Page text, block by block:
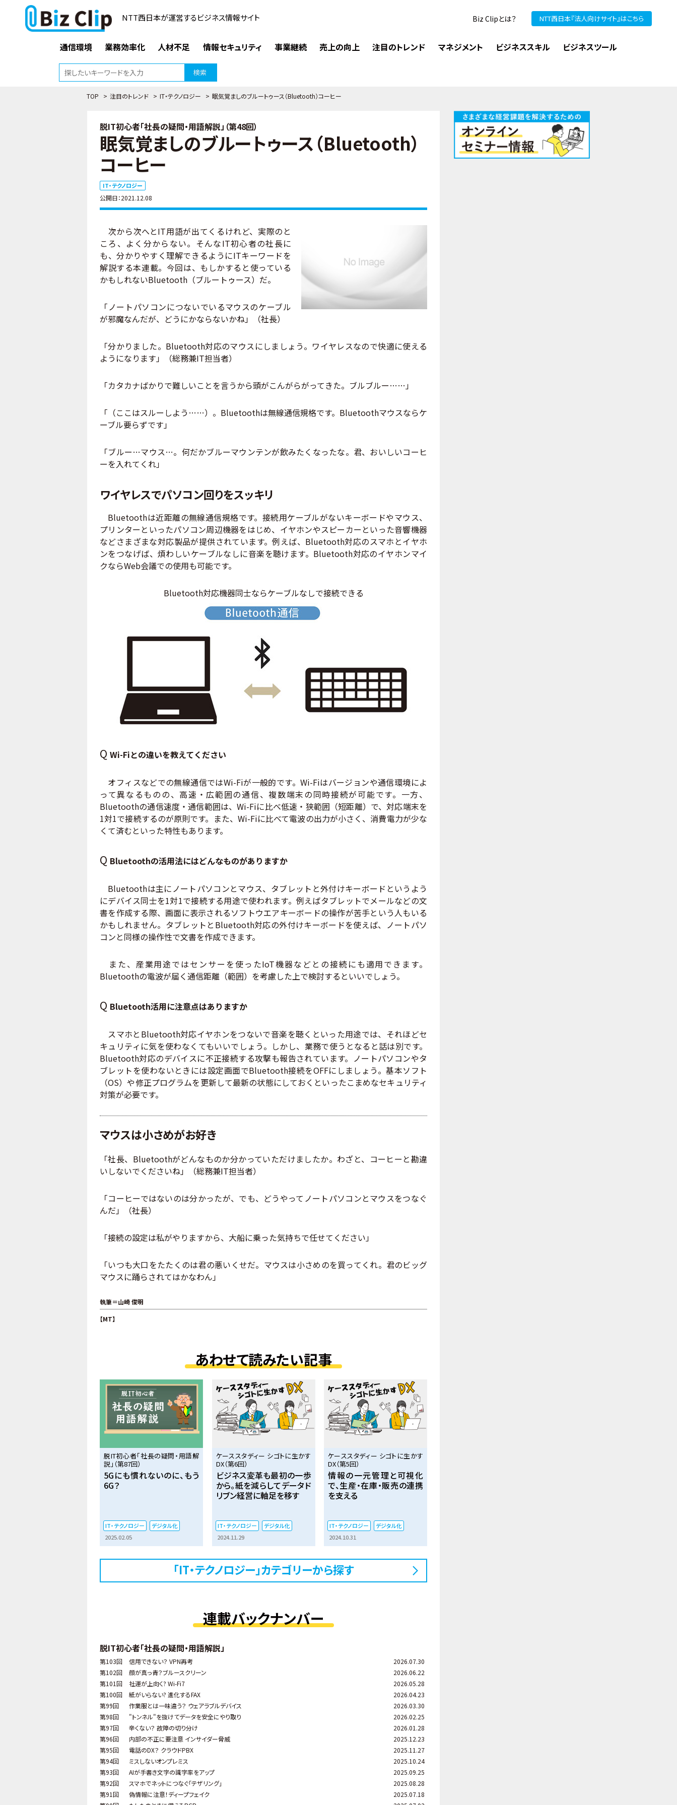
NTT西日本が運営するビジネス情報サイト Biz Clipとは？ NTT西日本『法人向けサイト』はこちら
通信環境 業務効率化 人材不足 情報セキュリティ 事業継続 売上の向上 注目のトレンド マネジメント ビジネススキル ビジネスツール
検索
TOP > 注目のトレンド > IT・テクノロジー > 眠気覚ましのブルートゥース（Bluetooth）コーヒー
脱IT初心者「社長の疑問・用語解説」（第48回）
眠気覚ましのブルートゥース（Bluetooth）
コーヒー
IT・テクノロジー
公開日：2021.12.08
次から次へとIT用語が出てくるけれど、実際のと
ころ、よく分からない。そんなIT初心者の社長に
も、分かりやすく理解できるようにITキーワードを
解説する本連載。今回は、もしかすると使っている
かもしれないBluetooth（ブルートゥース）だ。
「ノートパソコンにつないでいるマウスのケーブル
が邪魔なんだが、どうにかならないかね」（社長）
「分かりました。Bluetooth対応のマウスにしましょう。ワイヤレスなので快適に使える
ようになります」（総務兼IT担当者）
「カタカナばかりで難しいことを言うから頭がこんがらがってきた。ブルブルー……」
「（ここはスルーしよう……）。Bluetoothは無線通信規格です。Bluetoothマウスならケ
ーブル要らずです」
「ブルー…マウス…。何だかブルーマウンテンが飲みたくなったな。君、おいしいコーヒ
ーを入れてくれ」
ワイヤレスでパソコン回りをスッキリ
Bluetoothは近距離の無線通信規格です。接続用ケーブルがないキーボードやマウス、
プリンターといったパソコン周辺機器をはじめ、イヤホンやスピーカーといった音響機器
などさまざまな対応製品が提供されています。例えば、Bluetooth対応のスマホとイヤホ
ンをつなげば、煩わしいケーブルなしに音楽を聴けます。Bluetooth対応のイヤホンマイ
クならWeb会議での使用も可能です。
Bluetooth対応機器同士ならケーブルなしで接続できる
Q Wi-Fiとの違いを教えてください
オフィスなどでの無線通信ではWi-Fiが一般的です。Wi-Fiはバージョンや通信環境によ
って異なるものの、高速・広範囲の通信、複数端末の同時接続が可能です。一方、
Bluetoothの通信速度・通信範囲は、Wi-Fiに比べ低速・狭範囲（短距離）で、対応端末を
1対1で接続するのが原則です。また、Wi-Fiに比べて電波の出力が小さく、消費電力が少な
くて済むといった特性もあります。
Q Bluetoothの活用法にはどんなものがありますか
Bluetoothは主にノートパソコンとマウス、タブレットと外付けキーボードというよう
にデバイス同士を1対1で接続する用途で使われます。例えばタブレットでメールなどの文
書を作成する際、画面に表示されるソフトウエアキーボードの操作が苦手という人もいる
かもしれません。タブレットとBluetooth対応の外付けキーボードを使えば、ノートパソ
コンと同様の操作性で文書を作成できます。
また、産業用途ではセンサーを使ったIoT機器などとの接続にも適用できます。
Bluetoothの電波が届く通信距離（範囲）を考慮した上で検討するといいでしょう。
Q Bluetooth活用に注意点はありますか
スマホとBluetooth対応イヤホンをつないで音楽を聴くといった用途では、それほどセ
キュリティに気を使わなくてもいいでしょう。しかし、業務で使うとなると話は別です。
Bluetooth対応のデバイスに不正接続する攻撃も報告されています。ノートパソコンやタ
ブレットを使わないときには設定画面でBluetooth接続をOFFにしましょう。基本ソフト
（OS）や修正プログラムを更新して最新の状態にしておくといったこまめなセキュリティ
対策が必要です。
マウスは小さめがお好き
「社長、Bluetoothがどんなものか分かっていただけましたか。わざと、コーヒーと勘違
いしないでくださいね」（総務兼IT担当者）
「コーヒーではないのは分かったが、でも、どうやってノートパソコンとマウスをつなぐ
んだ」（社長）
「接続の設定は私がやりますから、大船に乗った気持ちで任せてください」
「いつも大口をたたくのは君の悪いくせだ。マウスは小さめのを買ってくれ。君のビッグ
マウスに踊らされてはかなわん」
執筆＝山崎 俊明
【MT】
あわせて読みたい記事
脱IT初心者「社長の疑問・用語解
説」（第87回）
5Gにも慣れないのに、もう
6G？
IT・テクノロジー
デジタル化
2025.02.05
ケーススタディー シゴトに生かす
DX（第6回）
ビジネス変革も最初の一歩
から。紙を減らしてデータド
リブン経営に軸足を移す
IT・テクノロジー
デジタル化
2024.11.29
ケーススタディー シゴトに生かす
DX（第5回）
情報の一元管理と可視化
で、生産・在庫・販売の連携
を支える
IT・テクノロジー
デジタル化
2024.10.31
「IT・テクノロジー」カテゴリーから探す
連載バックナンバー
脱IT初心者「社長の疑問・用語解説」
第103回 信用できない？ VPN再考
2026.07.30
第102回
顔が真っ青？ブルースクリーン
2026.06.22
第101回
社運が上向く? Wi-Fi7
2026.05.28
第100回
紙がいらない? 進化するFAX
2026.04.23
第99回
作業服とは一味違う？ ウェアラブルデバイス
2026.03.30
第98回
"トンネル"を抜けてデータを安全にやり取り
2026.02.25
第97回
辛くない？ 故障の切り分け
2026.01.28
第96回
内部の不正に要注意 インサイダー脅威
2025.12.23
第95回
電話のDX？ クラウドPBX
2025.11.27
第94回
ミスしないオンプレミス
2025.10.24
第93回
AIが手書き文字の識字率をアップ
2025.09.25
第92回
スマホでネットにつなぐ「テザリング」
2025.08.28
第91回
偽情報に注意！ディープフェイク
2025.07.18